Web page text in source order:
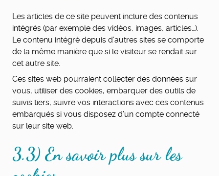
Les articles de ce site peuvent inclure des contenus
intégrés (par exemple des vidéos, images, articles…).
Le contenu intégré depuis d’autres sites se comporte
de la même manière que si le visiteur se rendait sur
cet autre site.
Ces sites web pourraient collecter des données sur
vous, utiliser des cookies, embarquer des outils de
suivis tiers, suivre vos interactions avec ces contenus
embarqués si vous disposez d’un compte connecté
sur leur site web.
3.3) En savoir plus sur les